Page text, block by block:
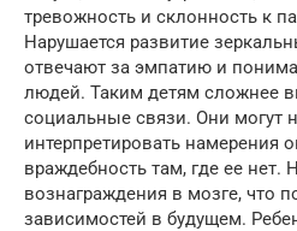
тревожность и склонность к
Нарушается развитие
отвечают за эмпатию и
людей. Таким детям сложнее
социальные связи. Они могут
интерпретировать намерения
враждебность там, где ее нет.
вознаграждения в мозге, что
зависимостей в будущем.